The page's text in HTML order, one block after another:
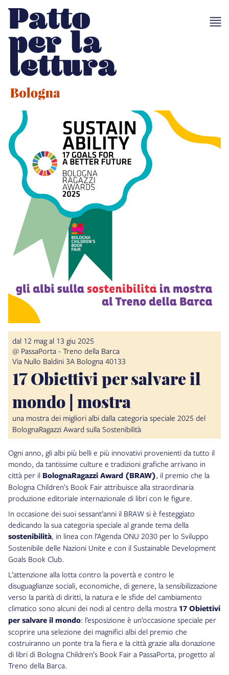
dal 12 mag al 13 giu 2025
@ PassaPorta - Treno della Barca
Via Nullo Baldini 3A Bologna 40133
17 Obiettivi per salvare il
mondo | mostra
una mostra dei migliori albi dalla categoria speciale 2025 del
BolognaRagazzi Award sulla Sostenibilità
Ogni anno, gli albi più belli e più innovativi provenienti da tutto il
mondo, da tantissime culture e tradizioni grafiche arrivano in
città per il BolognaRagazzi Award (BRAW), il premio che la
Bologna Children’s Book Fair attribuisce alla straordinaria
produzione editoriale internazionale di libri con le figure.
In occasione dei suoi sessant’anni il BRAW si è festeggiato
dedicando la sua categoria speciale al grande tema della
sostenibilità, in linea con l’Agenda ONU 2030 per lo Sviluppo
Sostenibile delle Nazioni Unite e con il Sustainable Development
Goals Book Club.
L’attenzione alla lotta contro la povertà e contro le
disuguaglianze sociali, economiche, di genere, la sensibilizzazione
verso la parità di diritti, la natura e le sfide del cambiamento
climatico sono alcuni dei nodi al centro della mostra 17 Obiettivi
per salvare il mondo: l’esposizione è un’occasione speciale per
scoprire una selezione dei magnifici albi del premio che
costruiranno un ponte tra la fiera e la città grazie alla donazione
di libri di Bologna Children’s Book Fair a PassaPorta, progetto al
Treno della Barca.